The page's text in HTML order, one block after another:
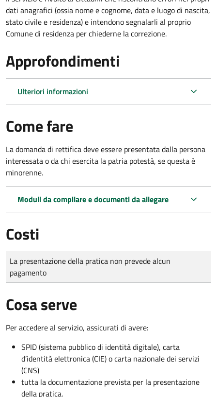
dati anagrafici (ossia nome e cognome, data e luogo di nascita,
stato civile e residenza) e intendono segnalarli al proprio
Comune di residenza per chiederne la correzione.
Approfondimenti
Ulteriori informazioni
Come fare
La domanda di rettifica deve essere presentata dalla persona
interessata oda chi esercita la patria potestà, se questa è
minorenne.
Moduli da compilare e documenti da allegare
Costi
Tipo di pagamento
Importo
La presentazione della pratica non prevede alcun
pagamento
Cosa serve
Per accedere al servizio, assicurati di avere:
SPID (sistema pubblico di identità digitale), carta
d’identità elettronica (CIE) o carta nazionale dei servizi
(CNS)
tutta la documentazione prevista per la presentazione
della pratica.